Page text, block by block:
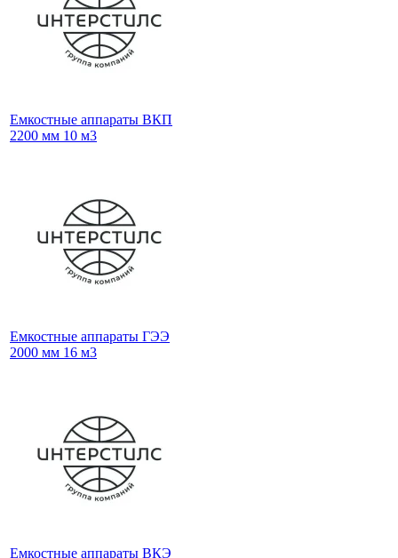
Емкостные аппараты ВКП
2200 мм 10 м3
Емкостные аппараты ГЭЭ
2000 мм 16 м3
Емкостные аппараты ВКЭ